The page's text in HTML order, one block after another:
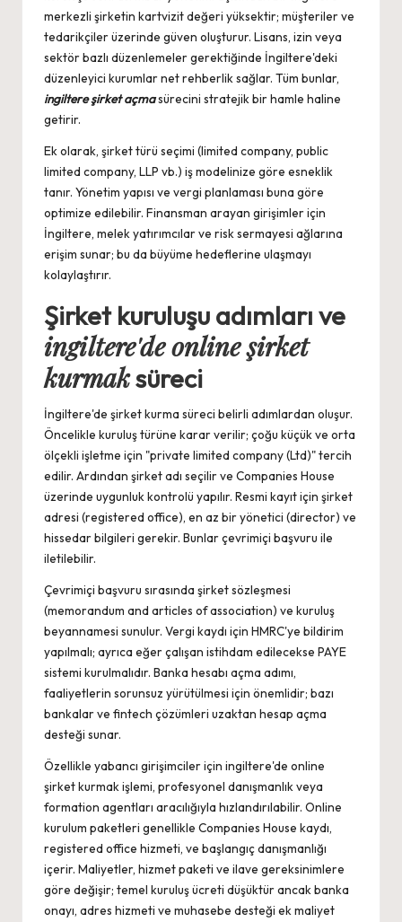
merkezli şirketin kartvizit değeri yüksektir; müşteriler ve
tedarikçiler üzerinde güven oluşturur. Lisans, izin veya
sektör bazlı düzenlemeler gerektiğinde İngiltere'deki
düzenleyici kurumlar net rehberlik sağlar. Tüm bunlar,
ingiltere şirket açmasürecini stratejik bir hamle haline
getirir.
Ek olarak, şirket türü seçimi (limited company, public
limited company, LLP vb.) iş modelinize göre esneklik
tanır. Yönetim yapısı ve vergi planlaması buna göre
optimize edilebilir. Finansman arayan girişimler için
İngiltere, melek yatırımcılar ve risk sermayesi ağlarına
erişim sunar; bu da büyüme hedeflerine ulaşmayı
kolaylaştırır.
Şirket kuruluşu adımları ve
ingiltere'de online şirket
kurmaksüreci
İngiltere'de şirket kurma süreci belirli adımlardan oluşur.
Öncelikle kuruluş türüne karar verilir; çoğu küçük ve orta
ölçekli işletme için "private limited company (Ltd)" tercih
edilir. Ardından şirket adı seçilir ve Companies House
üzerinde uygunluk kontrolü yapılır. Resmi kayıt için şirket
adresi (registered office), en az bir yönetici (director) ve
hissedar bilgileri gerekir. Bunlar çevrimiçi başvuru ile
iletilebilir.
Çevrimiçi başvuru sırasında şirket sözleşmesi
(memorandum and articles of association) ve kuruluş
beyannamesi sunulur. Vergi kaydı için HMRC'ye bildirim
yapılmalı; ayrıca eğer çalışan istihdam edilecekse PAYE
sistemi kurulmalıdır. Banka hesabı açma adımı,
faaliyetlerin sorunsuz yürütülmesi için önemlidir; bazı
bankalar ve fintech çözümleri uzaktan hesap açma
desteği sunar.
Özellikle yabancı girişimciler için ingiltere'de online
şirket kurmakişlemi, profesyonel danışmanlık veya
formation agentları aracılığıyla hızlandırılabilir. Online
kurulum paketleri genellikle Companies House kaydı,
registered office hizmeti, ve başlangıç danışmanlığı
içerir. Maliyetler, hizmet paketi ve ilave gereksinimlere
göre değişir; temel kuruluş ücreti düşüktür ancak banka
onayı, adres hizmeti ve muhasebe desteği ek maliyet